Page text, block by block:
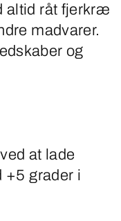
altid råt fjerkræ
madvarer.
og
at lade
+5 grader i